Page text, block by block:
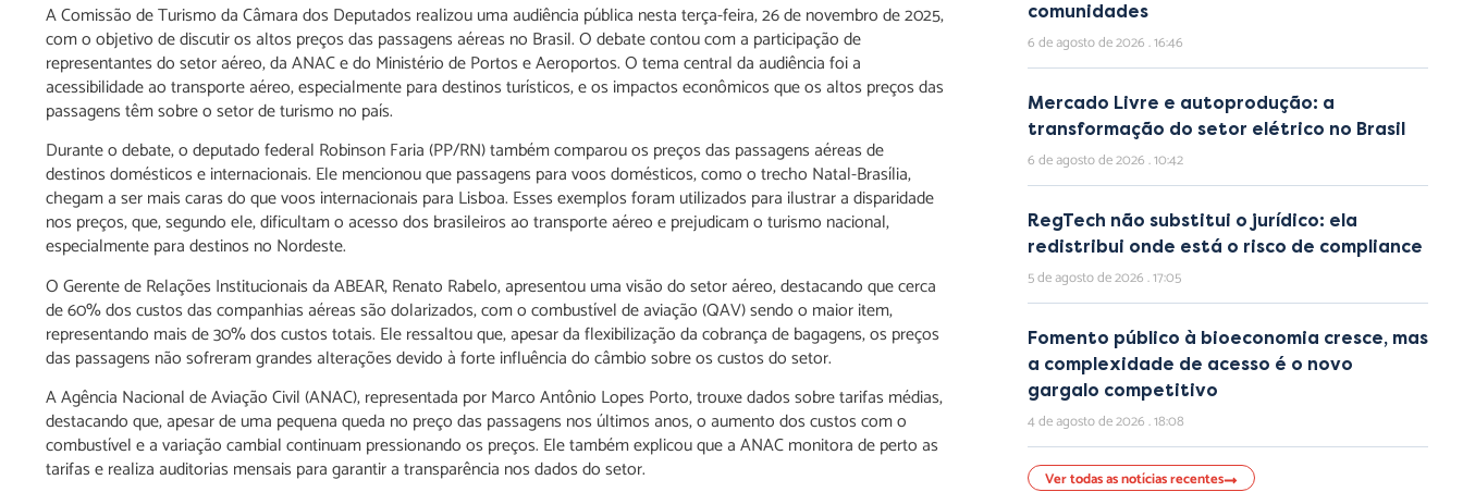
A Comissão de Turismo da Câmara dos Deputados realizou uma audiência pública nesta terça-feira, 26 de novembro de 2025,
com o objetivo de discutir os altos preços das passagens aéreas no Brasil. O debate contou com a participação de
representantes do setor aéreo, da ANAC e do Ministério de Portos e Aeroportos. O tema central da audiência foi a
acessibilidade ao transporte aéreo, especialmente para destinos turísticos, e os impactos econômicos que os altos preços das
passagens têm sobre o setor de turismo no país.
Durante o debate, o deputado federal Robinson Faria (PP/RN) também comparou os preços das passagens aéreas de
destinos domésticos e internacionais. Ele mencionou que passagens para voos domésticos, como o trecho Natal-Brasília,
chegam a ser mais caras do que voos internacionais para Lisboa. Esses exemplos foram utilizados para ilustrar a disparidade
nos preços, que, segundo ele, dificultam o acesso dos brasileiros ao transporte aéreo e prejudicam o turismo nacional,
especialmente para destinos no Nordeste.
O Gerente de Relações Institucionais da ABEAR, Renato Rabelo, apresentou uma visão do setor aéreo, destacando que cerca
de 60% dos custos das companhias aéreas são dolarizados, com o combustível de aviação (QAV) sendo o maior item,
representando mais de 30% dos custos totais. Ele ressaltou que, apesar da flexibilização da cobrança de bagagens, os preços
das passagens não sofreram grandes alterações devido à forte influência do câmbio sobre os custos do setor.
A Agência Nacional de Aviação Civil (ANAC), representada por Marco Antônio Lopes Porto, trouxe dados sobre tarifas médias,
destacando que, apesar de uma pequena queda no preço das passagens nos últimos anos, o aumento dos custos com o
combustível e a variação cambial continuam pressionando os preços. Ele também explicou que a ANAC monitora de perto as
tarifas e realiza auditorias mensais para garantir a transparência nos dados do setor.
comunidades
6 de agosto de 2026 16:46
Mercado Livre e autoprodução: a
transformação do setor elétrico no Brasil
6 de agosto de 2026 10:42
RegTech não substitui o jurídico: ela
redistribui onde está o risco de compliance
5 de agosto de 2026 17:05
Fomento público à bioeconomia cresce, mas
a complexidade de acesso é o novo
gargalo competitivo
4 de agosto de 2026 18:08
Ver todas as notícias recentes